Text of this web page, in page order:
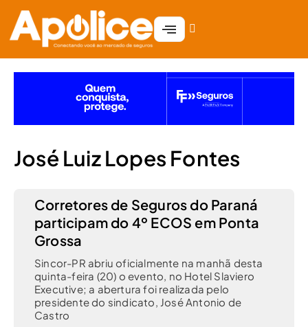
José Luiz Lopes Fontes
Corretores de Seguros do Paraná
participam do 4º ECOS em Ponta
Grossa
Sincor-PR abriu oficialmente na manhã desta
quinta-feira (20) o evento, no Hotel Slaviero
Executive; a abertura foi realizada pelo
presidente do sindicato, José Antonio de
Castro